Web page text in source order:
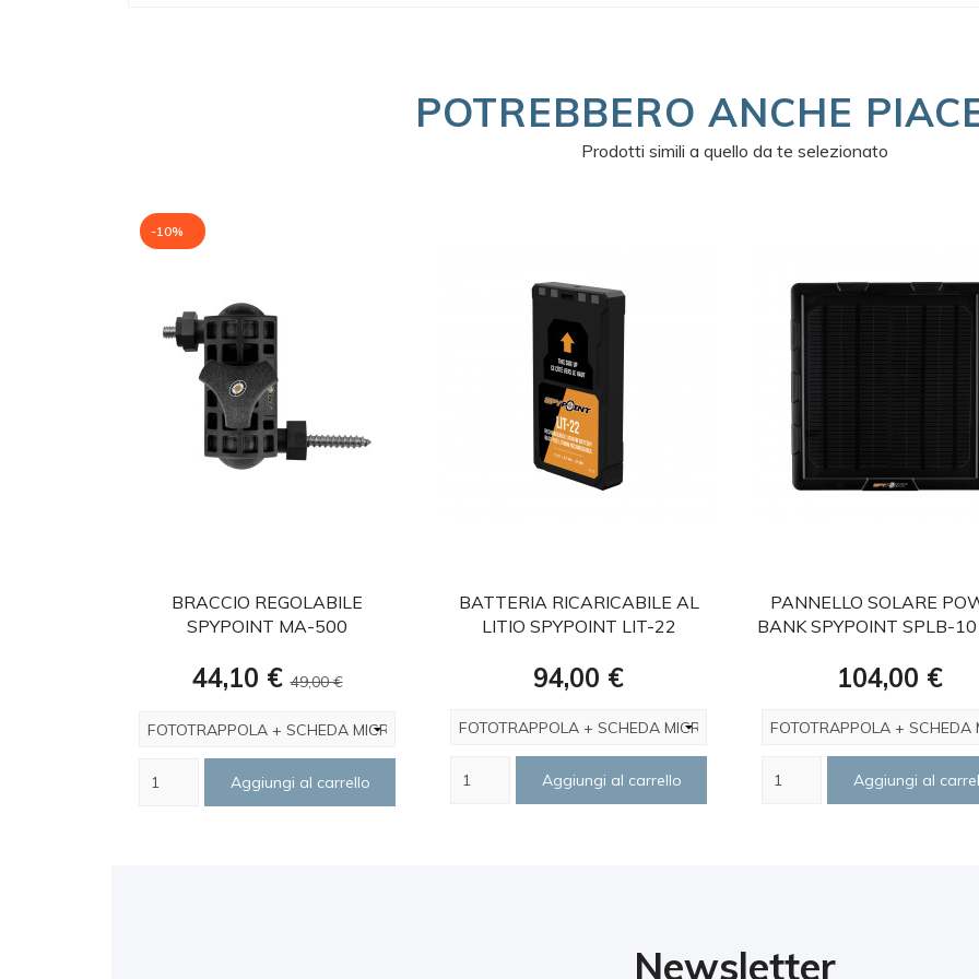
POTREBBERO ANCHE
Prodotti simili a quello da te selezionato
favorite
BRACCIO REGOLABILE
SPYPOINT MA-500
Prezzo
44,10 € Prezzo
49,00 €
Aggiungi al carrello
-10%
favorite
BATTERIA RICARICABILE AL
LITIO SPYPOINT LIT-22
Prezzo
94,00 €
Aggiungi al carrello
favorite
PANNELLO SOLARE
BANK SPYPOINT SPLB-
Prezzo
104,00 €
Aggiungi al
Newsletter